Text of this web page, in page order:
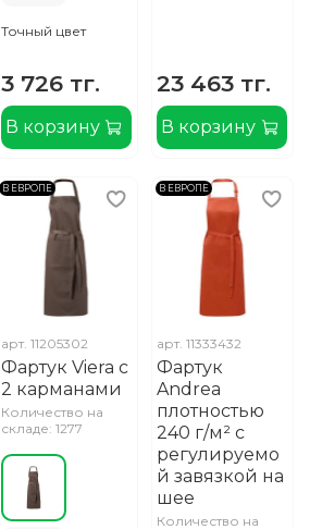
Точный цвет
3 726 тг.
В корзину
23 463 тг.
В корзину
В ЕВРОПЕ
арт.11205302
Фартук Viera с
2 карманами
Количество на
складе: 1277
В ЕВРОПЕ
арт.11333432
Фартук
Andrea
плотностью
240 г/м² с
регулируемо
й завязкой на
шее
Количество на